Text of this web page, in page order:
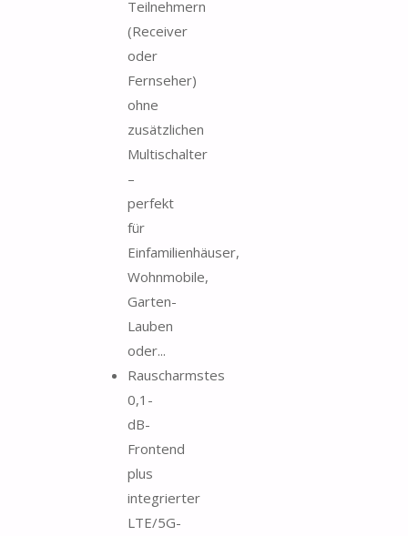
Teilnehmern
(Receiver
oder
Fernseher)
ohne
zusätzlichen
Multischalter
–
perfekt
für
Einfamilienhäuser,
Wohnmobile,
Garten-
Lauben
oder...
Rauscharmstes
0,1-
dB-
Frontend
plus
integrierter
LTE/5G-